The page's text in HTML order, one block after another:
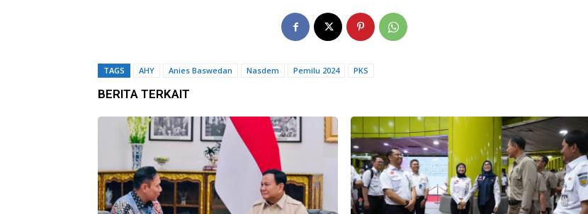
TAGS AHY Anies Baswedan Nasdem Pemilu 2024 PKS
BERITA TERKAIT